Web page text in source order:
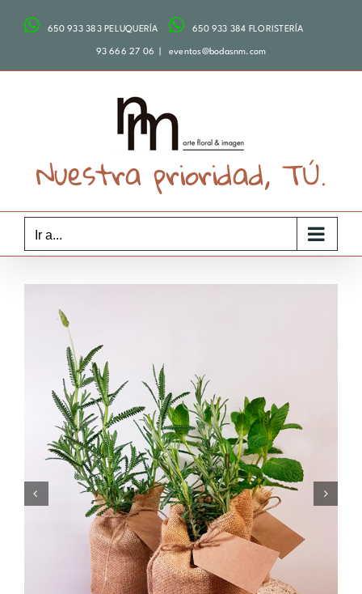
650 933 383 PELUQUERÍA 650 933 384 FLORISTERÍA
93 666 27 06 eventos@bodasnm.com
Nuestra prioridad, TÚ.
Ir a...